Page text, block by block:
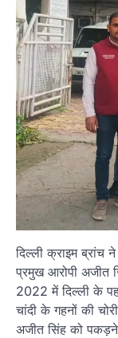
दिल्ली क्राइम
प्रमुख आरोपी अजीत
2022 में दिल्ली के
चांदी के गहनों की
अजीत सिंह को